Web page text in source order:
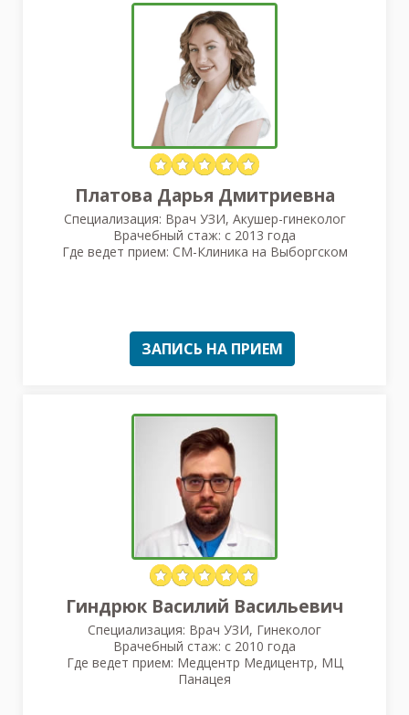
Платова Дарья Дмитриевна
Специализация: Врач УЗИ, Акушер-гинеколог
Врачебный стаж: с 2013 года
Где ведет прием: СМ-Клиника на Выборгском
ЗАПИСЬ НА ПРИЕМ
Гиндрюк Василий Васильевич
Специализация: Врач УЗИ, Гинеколог
Врачебный стаж: с 2010 года
Где ведет прием: Медцентр Медицентр, МЦ
Панацея